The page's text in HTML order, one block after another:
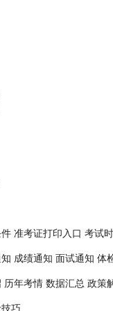
准考证打印入口 考试
成绩通知 面试通知 体
历年考情 数据汇总 政策
巧